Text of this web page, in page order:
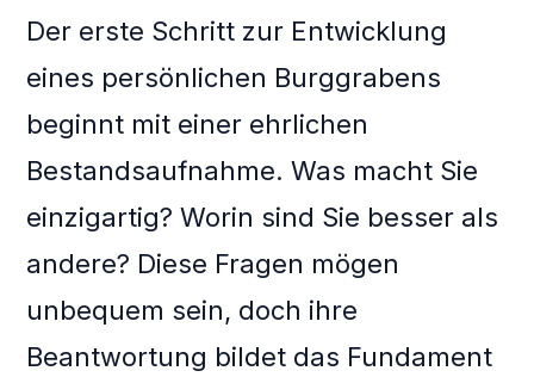
Der erste Schritt zur Entwicklung
eines persönlichen Burggrabens
beginnt mit einer ehrlichen
Bestandsaufnahme. Was macht Sie
einzigartig? Worin sind Sie besser als
andere? Diese Fragen mögen
unbequem sein, doch ihre
Beantwortung bildet das Fundament